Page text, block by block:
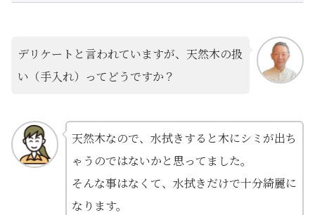
デリケートと言われていますが、天然木の扱
い（手入れ）ってどうですか？
天然木なので、水拭きすると木にシミが出ち
ゃうのではないかと思ってました。
そんな事はなくて、水拭きだけで十分綺麗に
なります。